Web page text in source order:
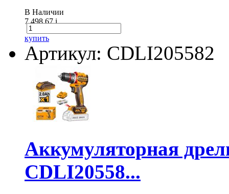
В Наличии
7 498.67i
купить
Артикул: CDLI205582
Аккумуляторная
CDLI20558...